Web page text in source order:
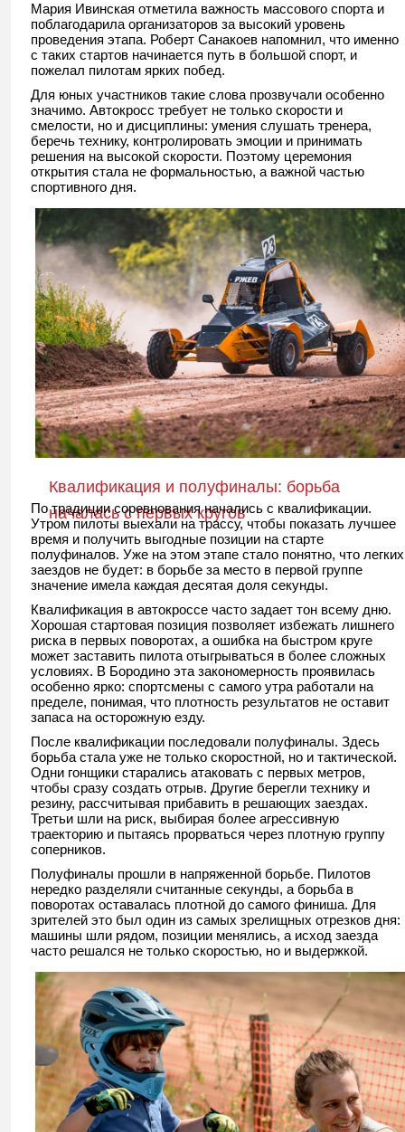
Мария Ивинская отметила важность массового спорта и
поблагодарила организаторов за высокий уровень
проведения этапа. Роберт Санакоев напомнил, что именно
с таких стартов начинается путь в большой спорт, и
пожелал пилотам ярких побед.
Для юных участников такие слова прозвучали особенно
значимо. Автокросс требует не только скорости и
смелости, но и дисциплины: умения слушать тренера,
беречь технику, контролировать эмоции и принимать
решения на высокой скорости. Поэтому церемония
открытия стала не формальностью, а важной частью
спортивного дня.
Квалификация и полуфиналы: борьба
началась с первых кругов
По традиции соревнования начались с квалификации.
Утром пилоты выехали на трассу, чтобы показать лучшее
время и получить выгодные позиции на старте
полуфиналов. Уже на этом этапе стало понятно, что легких
заездов не будет: в борьбе за место в первой группе
значение имела каждая десятая доля секунды.
Квалификация в автокроссе часто задает тон всему дню.
Хорошая стартовая позиция позволяет избежать лишнего
риска в первых поворотах, а ошибка на быстром круге
может заставить пилота отыгрываться в более сложных
условиях. В Бородино эта закономерность проявилась
особенно ярко: спортсмены с самого утра работали на
пределе, понимая, что плотность результатов не оставит
запаса на осторожную езду.
После квалификации последовали полуфиналы. Здесь
борьба стала уже не только скоростной, но и тактической.
Одни гонщики старались атаковать с первых метров,
чтобы сразу создать отрыв. Другие берегли технику и
резину, рассчитывая прибавить в решающих заездах.
Третьи шли на риск, выбирая более агрессивную
траекторию и пытаясь прорваться через плотную группу
соперников.
Полуфиналы прошли в напряженной борьбе. Пилотов
нередко разделяли считанные секунды, а борьба в
поворотах оставалась плотной до самого финиша. Для
зрителей это был один из самых зрелищных отрезков дня:
машины шли рядом, позиции менялись, а исход заезда
часто решался не только скоростью, но и выдержкой.